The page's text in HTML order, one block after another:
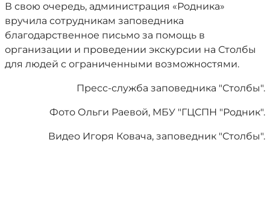
В свою очередь, администрация «Родника»
вручила сотрудникам заповедника
благодарственное письмо за помощь в
организации и проведении экскурсии на Столбы
для людей с ограниченными возможностями.
Пресс-служба заповедника "Столбы".
Фото Ольги Раевой, МБУ "ГЦСПН "Родник".
Видео Игоря Ковача, заповедник "Столбы".